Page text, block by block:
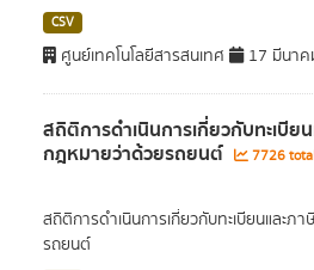
CSV
ศูนย์เทคโนโลยีสารสนเทศ 17 มีนาค
สถิติการดำเนินการเกี่ยวกับทะเบีย
กฎหมายว่าด้วยรถยนต์ 7726
สถิติการดำเนินการเกี่ยวกับทะเบียนและ
รถยนต์